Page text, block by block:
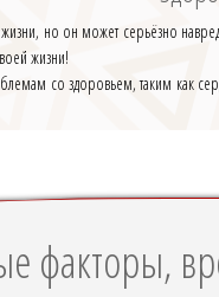
но он может серьёзно
жизни!
со здоровьем, таким как
факторы,